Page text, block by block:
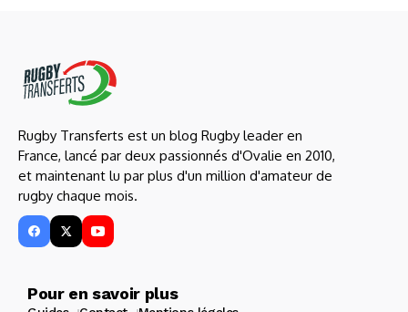
Rugby Transferts est un blog Rugby leader en
France, lancé par deux passionnés d'Ovalie en 2010,
et maintenant lu par plus d'un million d'amateur de
rugby chaque mois.
Pour en savoir plus